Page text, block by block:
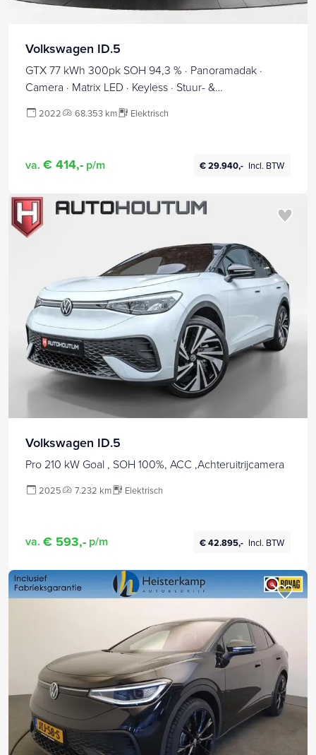
Volkswagen ID.5
GTX 77 kWh 300pk SOH 94,3 % · Panoramadak ·
Camera · Matrix LED · Keyless · Stuur- &
Sfeerverlichting ·
2022 68.353 km Elektrisch
va. € 414,- p/m € 29.940,- Incl. BTW
Volkswagen ID.5
Pro 210 kW Goal , SOH 100%, ACC ,Achteruitrijcamera
2025 7.232 km Elektrisch
va. € 593,- p/m € 42.895,- Incl. BTW